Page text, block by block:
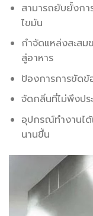
สามารถยับยั้งกา
ไขมัน
กำจัดแหล่งสะสม
สู่อาหาร
ป้องการการขัด
จัดกลิ่นที่ไม่พึงปร
อุปกรณ์ทำงานได้
นานขึ้น